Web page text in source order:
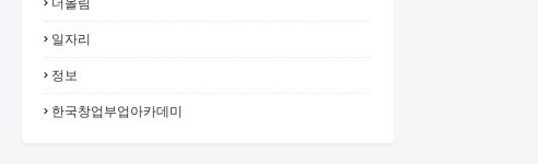
일자리
정보
한국창업부업아카데미